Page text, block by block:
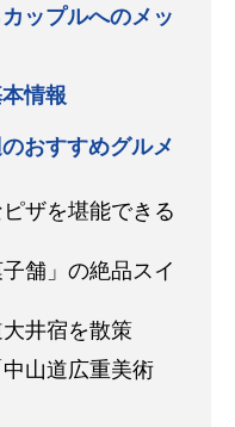
ップルへのメッ
情報
おすすめグルメ
ザを堪能できる
舗」の絶品スイ
井宿を散策
山道広重美術